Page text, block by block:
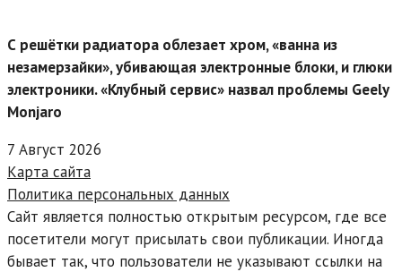
С решётки радиатора облезает хром, «ванна из
незамерзайки», убивающая электронные блоки, и глюки
электроники. «Клубный сервис» назвал проблемы Geely
Monjaro
7 Август 2026
Карта сайта
Политика персональных данных
Сайт является полностью открытым ресурсом, где все
посетители могут присылать свои публикации. Иногда
бывает так, что пользователи не указывают ссылки на